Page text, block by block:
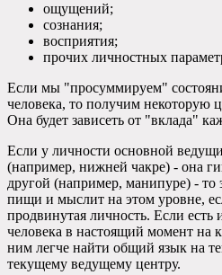
ощущений;
сознания;
восприятия;
прочих личностных
Если мы "просуммируем"
человека, то получим некоторую
Она будет зависеть от "вклада"
Если у личности основной
(например, нижней чакре) - она
другой (например, манипуре) - то
пищи и мыслит на этом уровне,
продвинутая личность. Если есть
человека в настоящий момент на
ним легче найти общий язык на
текущему ведущему центру.